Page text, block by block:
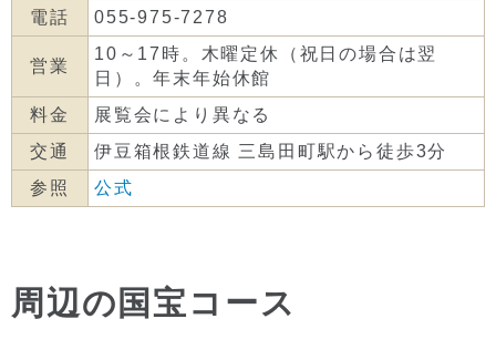
電話
055-975-7278
営業
10～17時。木曜定休（祝日の場合は翌
日）。年末年始休館
料金
展覧会により異なる
交通
伊豆箱根鉄道線 三島田町駅から徒歩3分
参照
公式
周辺の国宝コース